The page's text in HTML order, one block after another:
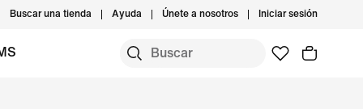
Buscar una tienda Ayuda Únete a nosotros Iniciar sesión